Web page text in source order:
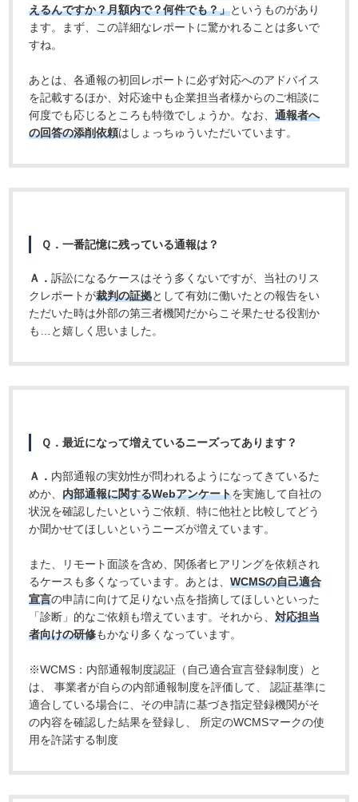
えるんですか？月額内で？何件でも？」というものがあり
ます。まず、この詳細なレポートに驚かれることは多いで
すね。
あとは、各通報の初回レポートに必ず対応へのアドバイス
を記載するほか、対応途中も企業担当者様からのご相談に
何度でも応じるところも特徴でしょうか。なお、通報者へ
の回答の添削依頼はしょっちゅういただいています。
Ｑ．一番記憶に残っている通報は？
Ａ．訴訟になるケースはそう多くないですが、当社のリス
クレポートが裁判の証拠として有効に働いたとの報告をい
ただいた時は外部の第三者機関だからこそ果たせる役割か
も…と嬉しく思いました。
Ｑ．最近になって増えているニーズってあります？
Ａ． 内部通報の実効性が問われるようになってきているた
めか、内部通報に関するWebアンケートを実施して自社の
状況を確認したいというご依頼、特に他社と比較してどう
か聞かせてほしいというニーズが増えています。
また、リモート面談を含め、関係者ヒアリングを依頼され
るケースも多くなっています。あとは、WCMSの自己適合
宣言の申請に向けて足りない点を指摘してほしいといった
「診断」的なご依頼も増えています。それから、対応担当
者向けの研修もかなり多くなっています。
※WCMS：内部通報制度認証（自己適合宣言登録制度）と
は、 事業者が自らの内部通報制度を評価して、 認証基準に
適合している場合に、その申請に基づき指定登録機関がそ
の内容を確認した結果を登録し、 所定のWCMSマークの使
用を許諾する制度